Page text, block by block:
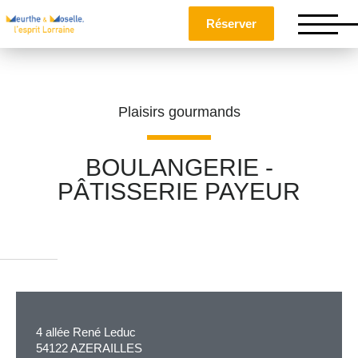
Réserver
Plaisirs gourmands
BOULANGERIE -
PÂTISSERIE PAYEUR
4 allée René Leduc
54122 AZERAILLES
Nom*
Téléphone